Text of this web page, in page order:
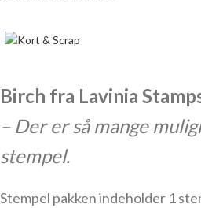
Birch fra Lavinia
– Der er så mange
stempel.
Stempel pakken indeholder 1